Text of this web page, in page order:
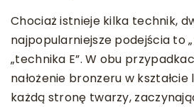
Chociaż istnieje kilka technik,
najpopularniejsze podejścia to
„technika E”. W obu
nałożenie bronzeru w
każdą stronę twarzy,